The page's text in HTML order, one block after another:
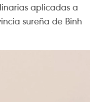
aplicadas a
sureña de Binh